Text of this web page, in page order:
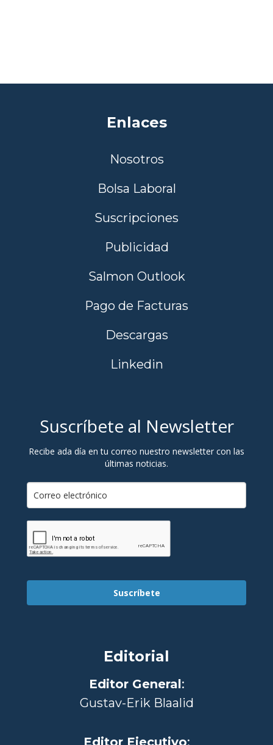
Enlaces
Nosotros
Bolsa Laboral
Suscripciones
Publicidad
Salmon Outlook
Pago de Facturas
Descargas
Linkedin
Suscríbete al Newsletter
Recibe ada día en tu correo nuestro newsletter con las
últimas noticias.
Suscríbete
Editorial
Editor General:
Gustav-Erik Blaalid
Editor Ejecutivo: